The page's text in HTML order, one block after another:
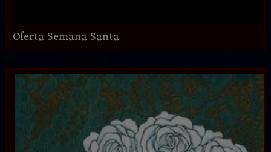
Oferta Semana Santa